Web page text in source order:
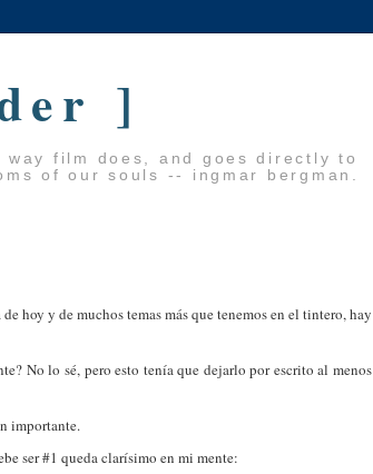
]
film does, and goes directly to
of our souls -- ingmar bergman.
hoy y de muchos temas más que tenemos en el tintero, hay
No lo sé, pero esto tenía que dejarlo por escrito al menos
importante.
ser #1 queda clarísimo en mi mente: